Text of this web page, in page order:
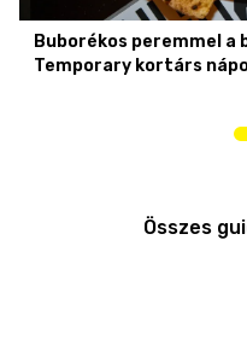
Buborékos peremmel a
Temporary kortárs
Összes